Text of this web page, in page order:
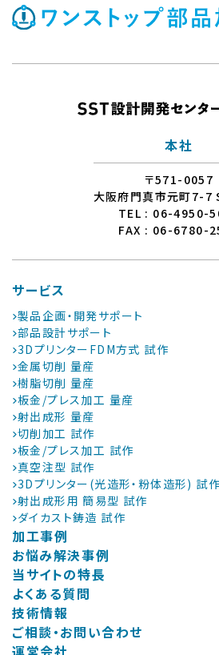
本社
〒571-0057
大阪府門真市元町7-7
TEL : 06-4950-
FAX : 06-6780-
サービス
製品企画・開発サポート
部品設計サポート
3DプリンターFDM方式 試作
金属切削 量産
樹脂切削 量産
板金/プレス加工 量産
射出成形 量産
切削加工 試作
板金/プレス加工 試作
真空注型 試作
3Dプリンター(光造形・粉体造形) 試作
射出成形用 簡易型 試作
ダイカスト鋳造 試作
加工事例
お悩み解決事例
当サイトの特長
よくある質問
技術情報
ご相談・お問い合わせ